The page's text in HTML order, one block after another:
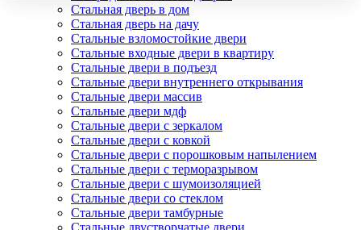
Стальная дверь в дом
Стальная дверь на дачу
Стальные взломостойкие двери
Стальные входные двери в квартиру
Стальные двери в подъезд
Стальные двери внутреннего открывания
Стальные двери массив
Стальные двери мдф
Стальные двери с зеркалом
Стальные двери с ковкой
Стальные двери с порошковым напылением
Стальные двери с терморазрывом
Стальные двери с шумоизоляцией
Стальные двери со стеклом
Стальные двери тамбурные
Стальные двустворчатые двери
использования систем аналитики (например,
Яндекс.Метрика), в соответствии с нашей
обработки персональных данных.
Если вы не хотите, чтобы ваши данные обрабатывались,
настройте ограничения в браузере или покиньте сайт.